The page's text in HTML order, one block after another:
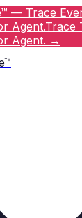
— Trace
Agent.Trace
Agent. →